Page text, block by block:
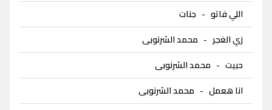
اللي فاتو - جنات
زي الغجر - محمد الشرنوبى
حبيت - محمد الشرنوبى
انا هعمل - محمد الشرنوبى